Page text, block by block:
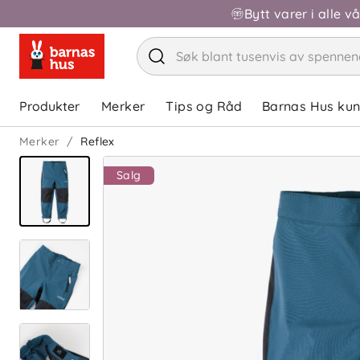
Bytt varer i alle
Produkter Merker Tips og Råd Barnas Hus
Merker Reflex
Salg